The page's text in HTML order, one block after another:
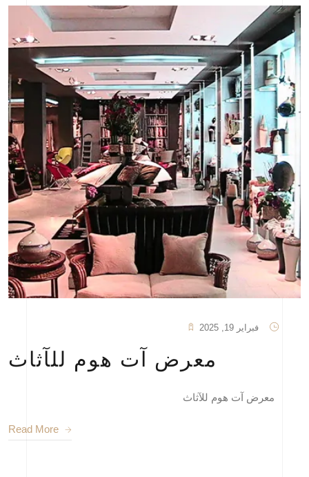
فبراير 19, 2025
معرض آت هوم للآثاث
معرض آت هوم للآثاث
Read More